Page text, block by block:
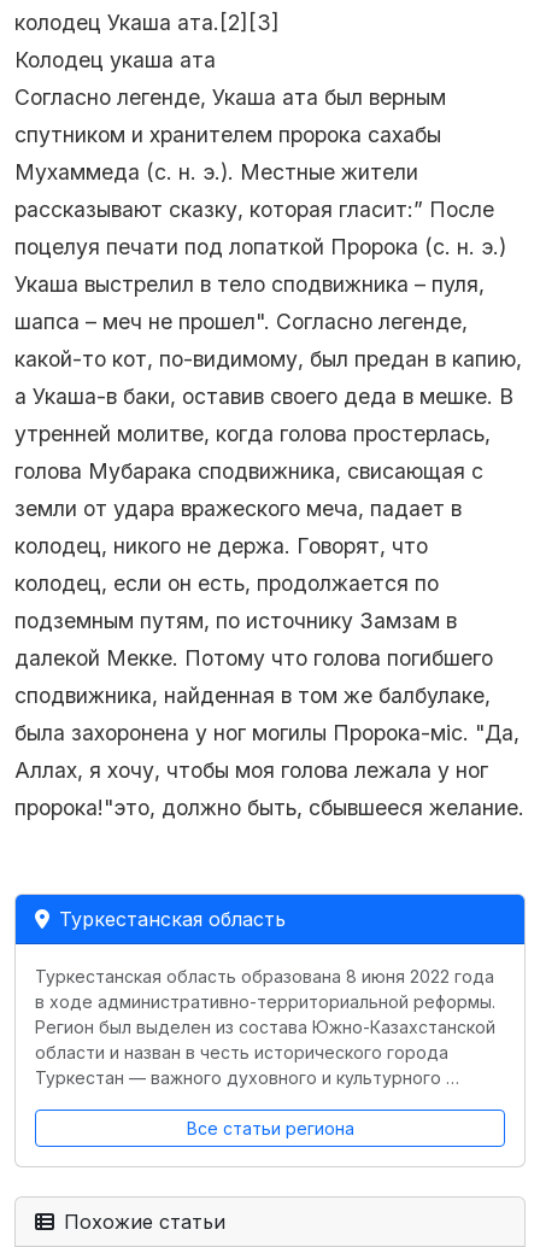
колодец Укаша ата.[2][3]
Колодец укаша ата
Согласно легенде, Укаша ата был верным
спутником и хранителем пророка сахабы
Мухаммеда (с. н. э.). Местные жители
рассказывают сказку, которая гласит:” После
поцелуя печати под лопаткой Пророка (с. н. э.)
Укаша выстрелил в тело сподвижника – пуля,
шапса – меч не прошел". Согласно легенде,
какой-то кот, по-видимому, был предан в капию,
а Укаша-в баки, оставив своего деда в мешке. В
утренней молитве, когда голова простерлась,
голова Мубарака сподвижника, свисающая с
земли от удара вражеского меча, падает в
колодец, никого не держа. Говорят, что
колодец, если он есть, продолжается по
подземным путям, по источнику Замзам в
далекой Мекке. Потому что голова погибшего
сподвижника, найденная в том же балбулаке,
была захоронена у ног могилы Пророка-міс. "Да,
Аллах, я хочу, чтобы моя голова лежала у ног
пророка!"это, должно быть, сбывшееся желание.
Туркестанская область
Туркестанская область образована 8 июня 2022 года
в ходе административно-территориальной реформы.
Регион был выделен из состава Южно-Казахстанской
области и назван в честь исторического города
Туркестан — важного духовного и культурного …
Все статьи региона
Похожие статьи